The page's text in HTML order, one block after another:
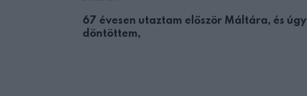
67 évesen utaztam először Máltára, és úgy
döntöttem,